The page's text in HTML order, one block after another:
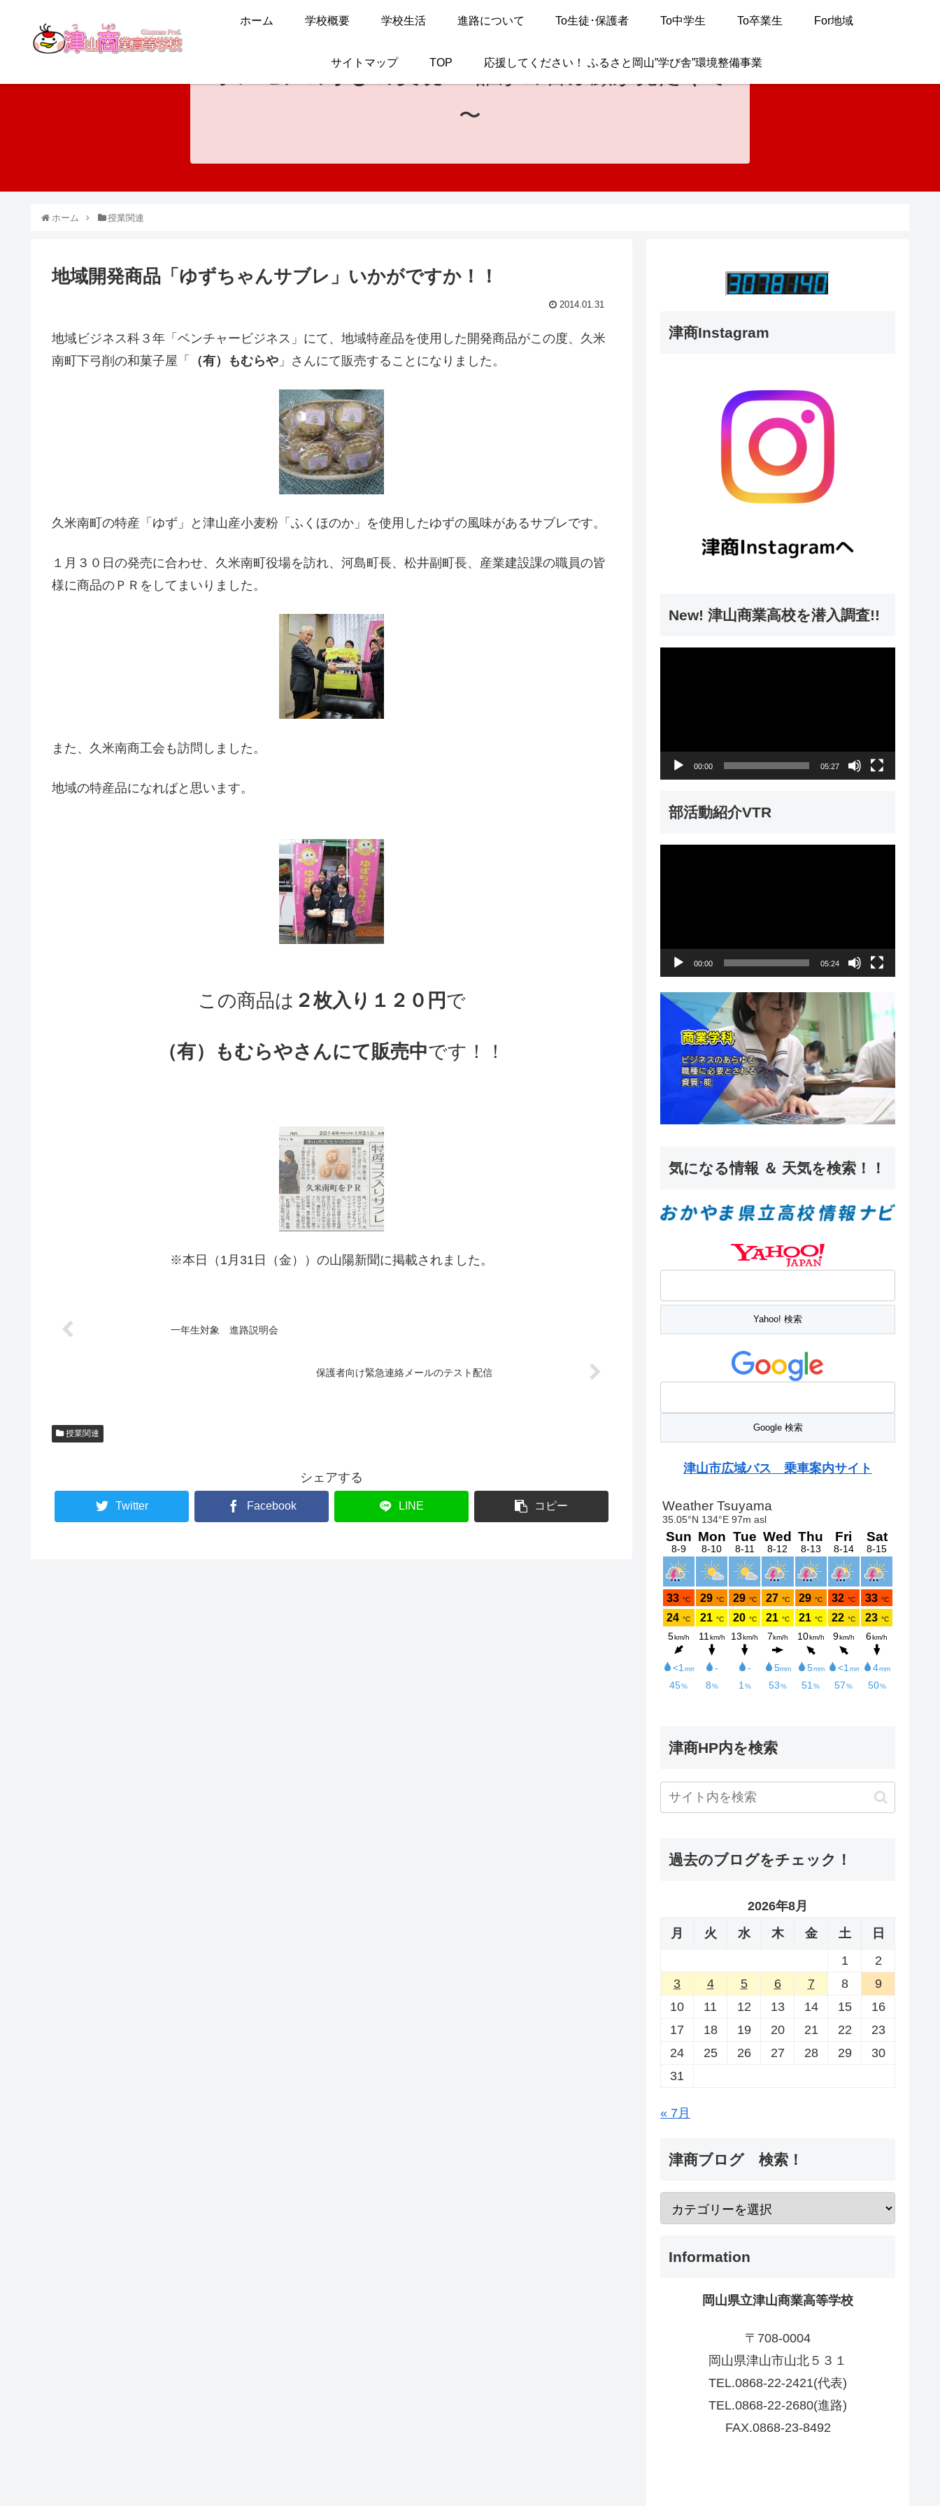
ホーム 学校概要 学校生活 進路について To生徒･保護者 To中学生 To卒業生 For地域
サイトマップ TOP 応援してください！ ふるさと岡山”学び舎”環境整備事業
ホンモノの学びの実現
〜 誰かの喜ぶ顔が見たくて
〜
ホーム 授業関連
地域開発商品「ゆずちゃんサブレ」いかがですか！！
2014.01.31
地域ビジネス科３年「ベンチャービジネス」にて、地域特産品を使用した開発商品がこの度、久米
南町下弓削の和菓子屋「
（有）もむらや 」さんにて販売することになりました。
久米南町の特産「ゆず」と津山産小麦粉「ふくほのか」を使用したゆずの風味があるサブレです。
１月３０日の発売に合わせ、久米南町役場を訪れ、河島町長、松井副町長、産業建設課の職員の皆
様に商品のＰＲをしてまいりました。
また、久米南商工会も訪問しました。
地域の特産品になればと思います。
この商品は ２枚入り１２０円 で
（有）もむらやさんにて販売中です！！
※本日（1月31日（金））の山陽新聞に掲載されました。
一年生対象 進路説明会
保護者向け緊急連絡メールのテスト配信
授業関連
シェアする
Twitter Facebook LINE コピー
津商Instagram
New! 津山商業高校を潜入調査!!
00:00 05:27
部活動紹介VTR
ー
00:00 05:24
気になる情報 ＆ 天気を検索！！
津山市広域バス 乗車案内サイト
津商HP内を検索
過去のブログをチェック！
2026年8月
月
火 水 木 金 土
日
1
2
3
4 5 6 7 8
9
10
11 12 13 14 15
16
17
18 19 20 21 22
23
24
25 26 27 28 29
30
31
« 7月
津商ブログ 検索！
Information
岡山県立津山商業高等学校
〒708-0004
岡山県津山市山北５３１
TEL.0868-22-2421(代表)
TEL.0868-22-2680(進路)
FAX.0868-23-8492